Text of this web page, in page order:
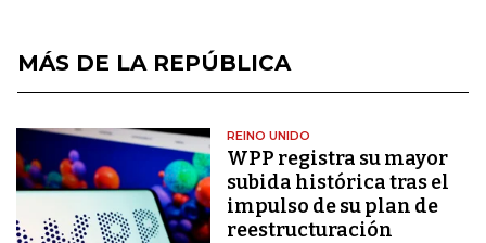
MÁS DE LA REPÚBLICA
REINO UNIDO
WPP registra su mayor
subida histórica tras el
impulso de su plan de
reestructuración